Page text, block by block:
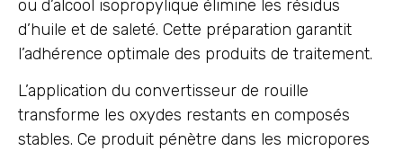
ou d’alcool isopropylique élimine les résidus
d’huile et de saleté. Cette préparation garantit
l’adhérence optimale des produits de traitement.
L’application du convertisseur de rouille
transforme les oxydes restants en composés
stables. Ce produit pénètre dans les micropores